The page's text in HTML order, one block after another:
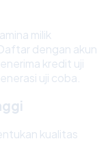
milik
Daftar dengan akun
kredit uji
uji coba.
kualitas